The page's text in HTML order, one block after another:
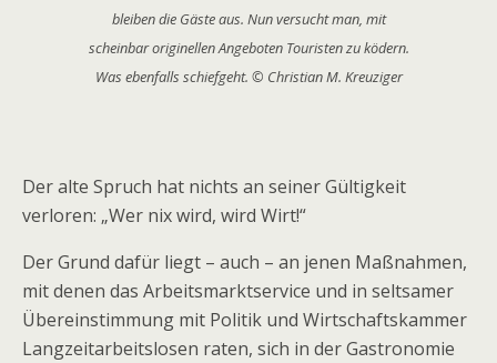
bleiben die Gäste aus. Nun versucht man, mit
scheinbar originellen Angeboten Touristen zu ködern.
Was ebenfalls schiefgeht. © Christian M. Kreuziger
Der alte Spruch hat nichts an seiner Gültigkeit
verloren: „Wer nix wird, wird Wirt!“
Der Grund dafür liegt – auch – an jenen Maßnahmen,
mit denen das Arbeitsmarktservice und in seltsamer
Übereinstimmung mit Politik und Wirtschaftskammer
Langzeitarbeitslosen raten, sich in der Gastronomie